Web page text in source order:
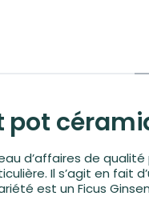
pot
d’affaires de
Il s’agit en fait
est un Ficus